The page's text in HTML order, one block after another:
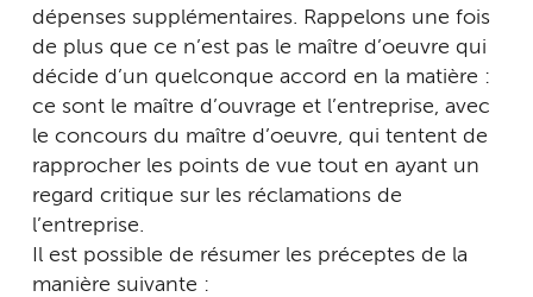
dépenses supplémentaires. Rappelons une fois
de plus que ce n’est pas le maître d’oeuvre qui
décide d’un quelconque accord en la matière :
ce sont le maître d’ouvrage et l’entreprise, avec
le concours du maître d’oeuvre, qui tentent de
rapprocher les points de vue tout en ayant un
regard critique sur les réclamations de
l’entreprise.
Il est possible de résumer les préceptes de la
manière suivante :